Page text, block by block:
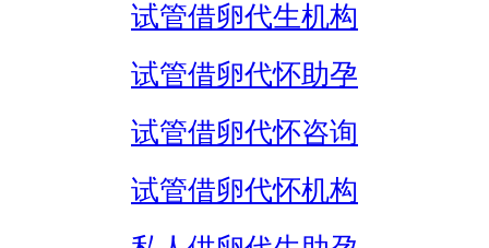
试管借卵代生机构
试管借卵代怀助孕
试管借卵代怀咨询
试管借卵代怀机构